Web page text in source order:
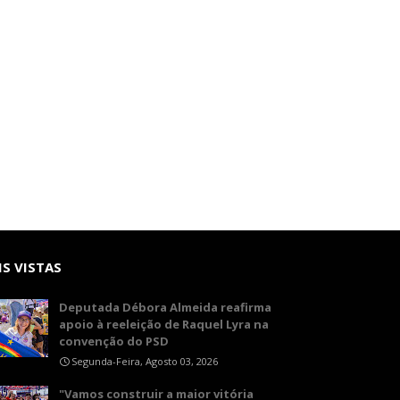
VISTAS
Deputada Débora Almeida reafirma
apoio à reeleição de Raquel Lyra na
convenção do PSD
Segunda-Feira, Agosto 03, 2026
"Vamos construir a maior vitória